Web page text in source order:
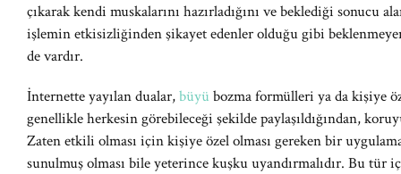
çıkarak kendi muskalarını hazırladığını ve beklediği sonucu
işlemin etkisizliğinden şikayet edenler olduğu gibi
de vardır.
İnternette yayılan dualar,büyü bozma formülleri ya da kişiye
genellikle herkesin görebileceği şekilde paylaşıldığından,
Zaten etkili olması için kişiye özel olması gereken bir
sunulmuş olması bile yeterince kuşku uyandırmalıdır. Bu tür